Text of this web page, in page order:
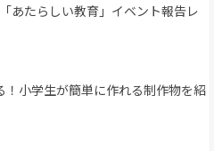
あたらしい教育」イベント報告レ
！小学生が簡単に作れる制作物を紹